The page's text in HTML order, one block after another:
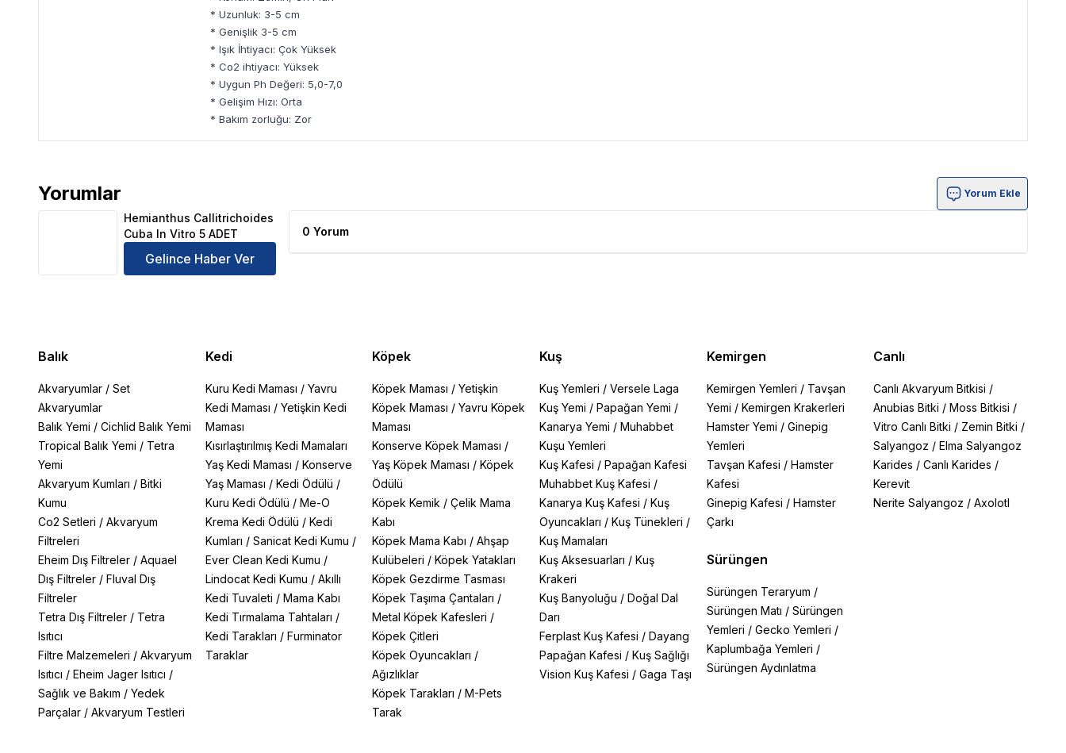
* Uzunluk: 3-5 cm
* Genişlik 3-5 cm
* Işık İhtiyacı: Çok Yüksek
* Co2 ihtiyacı: Yüksek
* Uygun Ph Değeri: 5,0-7,0
* Gelişim Hızı: Orta
* Bakım zorluğu: Zor
Yorumlar
Hemianthus Callitrichoides Cuba In Vitro 5 ADET Ürün Yorumları
Yorum Ekle
Hemianthus Callitrichoides
Cuba In Vitro 5 ADET
Gelince Haber Ver
0 Yorum
Balık
Akvaryumlar / Set
Akvaryumlar
Balık Yemi / Cichlid Balık Yemi
Tropical Balık Yemi / Tetra
Yemi
Akvaryum Kumları / Bitki
Kumu
Co2 Setleri / Akvaryum
Filtreleri
Eheim Dış Filtreler / Aquael
Dış Filtreler / Fluval Dış
Filtreler
Tetra Dış Filtreler / Tetra
Isıtıcı
Filtre Malzemeleri / Akvaryum
Isıtıcı / Eheim Jager Isıtıcı /
Sağlık ve Bakım / Yedek
Parçalar / Akvaryum Testleri
Kedi
Kuru Kedi Maması / Yavru
Kedi Maması / Yetişkin Kedi
Maması
Kısırlaştırılmış Kedi Mamaları
Yaş Kedi Maması / Konserve
Yaş Maması / Kedi Ödülü /
Kuru Kedi Ödülü / Me-O
Krema Kedi Ödülü / Kedi
Kumları / Sanicat Kedi Kumu /
Ever Clean Kedi Kumu /
Lindocat Kedi Kumu / Akıllı
Kedi Tuvaleti / Mama Kabı
Kedi Tırmalama Tahtaları /
Kedi Tarakları / Furminator
Taraklar
Köpek
Köpek Maması /Yetişkin
Köpek Maması /Yavru Köpek
Maması
Konserve Köpek Maması /
Yaş Köpek Maması /Köpek
Ödülü
Köpek Kemik /Çelik Mama
Kabı
Köpek Mama Kabı /Ahşap
Kulübeleri /Köpek Yatakları
Köpek Gezdirme Tasması
Köpek Taşıma Çantaları /
Metal Köpek Kafesleri /
Köpek Çitleri
Köpek Oyuncakları /
Ağızlıklar
Köpek Tarakları /M-Pets
Tarak
Kuş
Kuş Yemleri / Versele Laga
Kuş Yemi / Papağan Yemi /
Kanarya Yemi / Muhabbet
Kuşu Yemleri
Kuş Kafesi / Papağan Kafesi
Muhabbet Kuş Kafesi /
Kanarya Kuş Kafesi / Kuş
Oyuncakları / Kuş Tünekleri /
Kuş Mamaları
Kuş Aksesuarları / Kuş
Krakeri
Kuş Banyoluğu / Doğal Dal
Darı
Ferplast Kuş Kafesi / Dayang
Papağan Kafesi / Kuş Sağlığı
Vision Kuş Kafesi / Gaga Taşı
Kemirgen
Kemirgen Yemleri / Tavşan
Yemi / Kemirgen Krakerleri
Hamster Yemi / Ginepig
Yemleri
Tavşan Kafesi / Hamster
Kafesi
Ginepig Kafesi / Hamster
Çarkı
Sürüngen
Sürüngen Teraryum /
Sürüngen Matı / Sürüngen
Yemleri / Gecko Yemleri /
Kaplumbağa Yemleri /
Sürüngen Aydınlatma
Canlı
Canlı Akvaryum Bitkisi /
Anubias Bitki /Moss Bitkisi /
Vitro Canlı Bitki / Zemin Bitki /
Salyangoz /Elma Salyangoz
Karides /Canlı Karides /
Kerevit
Nerite Salyangoz /Axolotl